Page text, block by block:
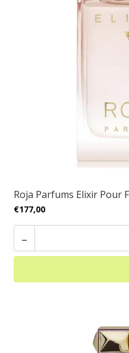
Roja Parfums Elixir Pour
€177,00
-